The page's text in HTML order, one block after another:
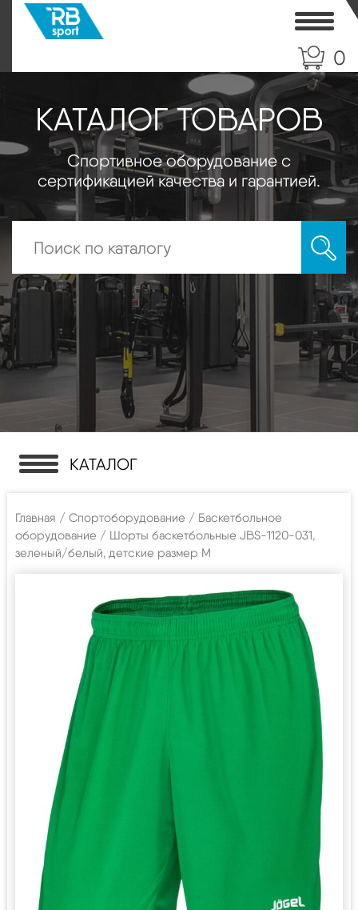
0
КАТАЛОГ ТОВАРОВ
Спортивное оборудование с
сертификацией качества и гарантией.
КАТАЛОГ
Главная / Спортоборудование / Баскетбольное
оборудование / Шорты баскетбольные JBS-1120-031,
зеленый/белый, детские размер M